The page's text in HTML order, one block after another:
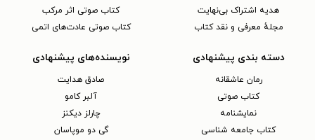
هدیه اشتراک بی‌نهایت
مجلهٔ معرفی و نقد کتاب
کتاب صوتی اثر مرکب
کتاب صوتی عادت‌های اتمی
دسته بندی پیشنهادی
رمان عاشقانه
کتاب‌ صوتی
نمایشنامه
کتاب جامعه شناسی
نویسنده‌های پیشنهادی
صادق هدایت
آلبر کامو
چارلز دیکنز
گی دو موپاسان